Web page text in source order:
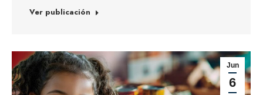
Ver publicación
Jun
6